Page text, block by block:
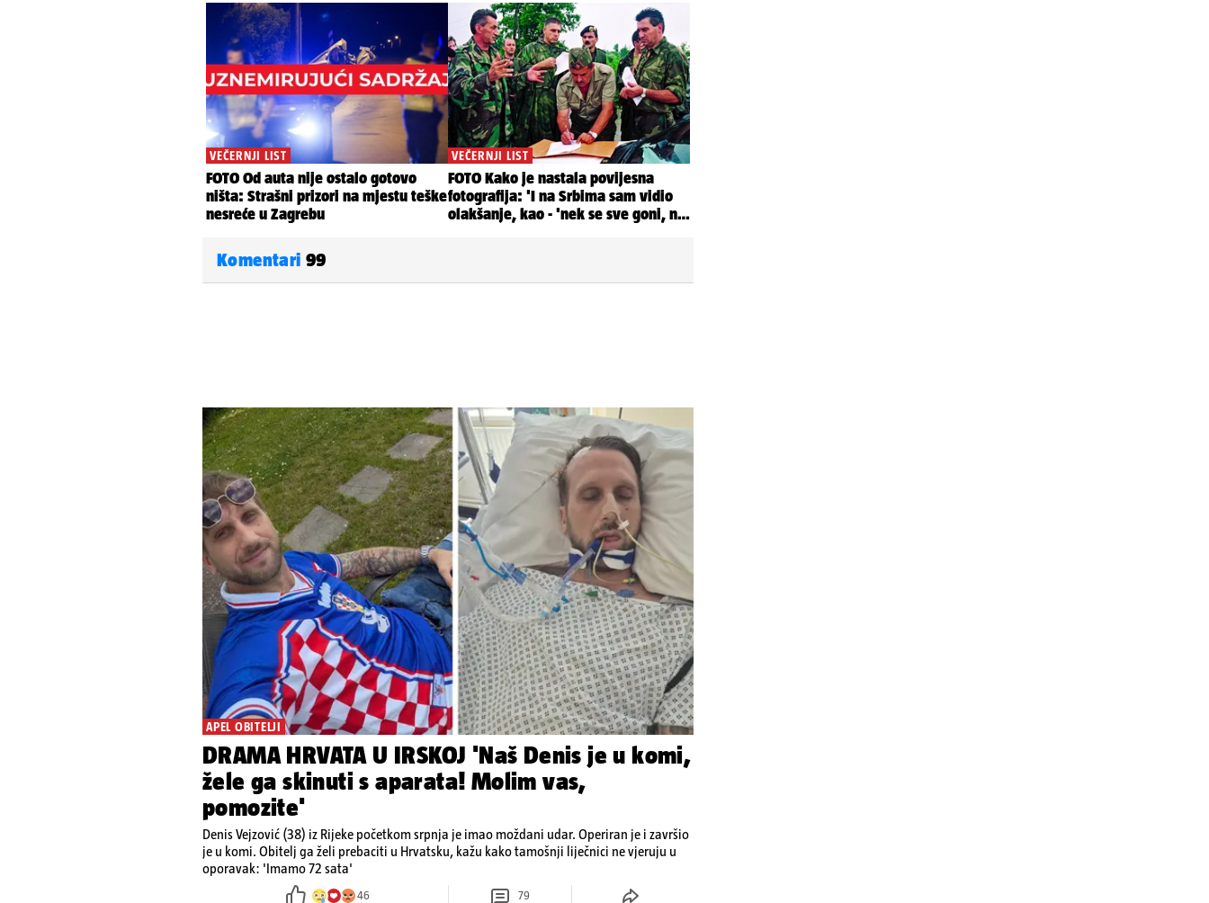
Komentari 99
APEL OBITELJI
DRAMA HRVATA U IRSKOJ 'Naš Denis je u komi,
žele ga skinuti s aparata! Molim vas,
pomozite'
Denis Vejzović (38) iz Rijeke početkom srpnja je imao moždani udar. Operiran je i završio
je u komi. Obitelj ga želi prebaciti u Hrvatsku, kažu kako tamošnji liječnici ne vjeruju u
oporavak: 'Imamo 72 sata'
46 79